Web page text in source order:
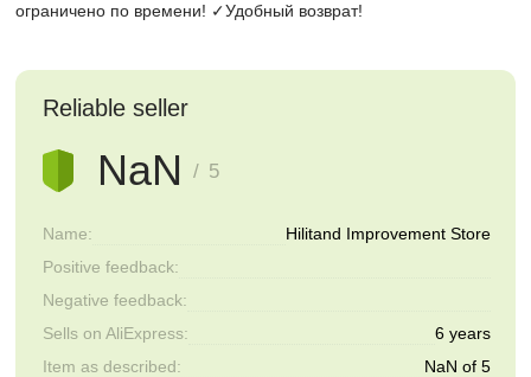
ограничено по времени! ✓Удобный возврат!
Reliable seller
NaN / 5
Name:
Hilitand Improvement Store
Positive feedback:
Negative feedback:
Sells on AliExpress:
6 years
Item as described:
NaN of 5